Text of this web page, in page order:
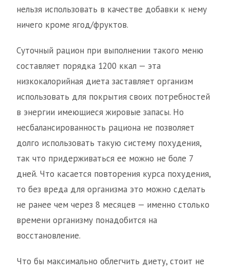
нельзя использовать в качестве добавки к нему
ничего кроме ягод/фруктов.
Суточный рацион при выполнении такого меню
составляет порядка 1200 ккал — эта
низкокалорийная диета заставляет организм
использовать для покрытия своих потребностей
в энергии имеющиеся жировые запасы. Но
несбалансированность рациона не позволяет
долго использовать такую систему похудения,
так что придерживаться ее можно не боле 7
дней. Что касается повторения курса похудения,
то без вреда для организма это можно сделать
не ранее чем через 8 месяцев — именно столько
времени организму понадобится на
восстановление.
Что бы максимально облегчить диету, стоит не